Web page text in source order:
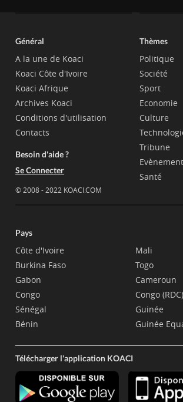
Général
A la une de Koaci
Koaci Côte d'Ivoire
Koaci Afrique
Archives Koaci
Conditions d'utilisation
Contacts
Besoin d'aide ?
Se Connecter
© 2008 - 2022 KOACI.COM
Thèmes
Politique
Société
Sport
Economie
Culture
Tribune
Evènement
Santé
Pays
Côte d'Ivoire
Burkina Faso
Gabon
Congo
Sénégal
Bénin
Mali
Togo
Cameroun
Congo (RDC)
Guinée
Guinée
Télécharger l'application KOACI